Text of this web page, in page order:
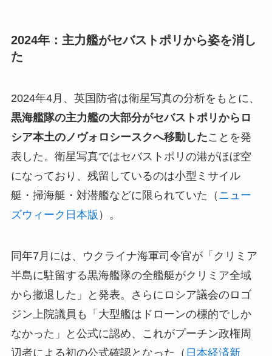
2024年：主力艦がセバストポリから姿を消し
た
2024年4月、英国防省は衛星写真の分析をもとに、
黒海艦隊の主力艦の大部分がセバストポリからロ
シア本土のノヴォロシースクへ移動したことを発
表した。衛星写真ではセバストポリの港がほぼ空
になっており、残留しているのは小型ミサイル
艇・掃海艇・対潜艦などに限られていた（ ニュー
ズウィーク日本版 ）。
同年7月には、ウクライナ海軍司令官が「クリミア
半島に駐留する黒海艦隊の全艦艇がクリミア全域
から撤退した」と発表。さらにロシア議会のロゴ
ジン上院議員も「大型艦はドローンの標的でしか
なかった」と公式に認め、これがプーチン政権周
辺者による初の公式確認となった（ 日本経済新